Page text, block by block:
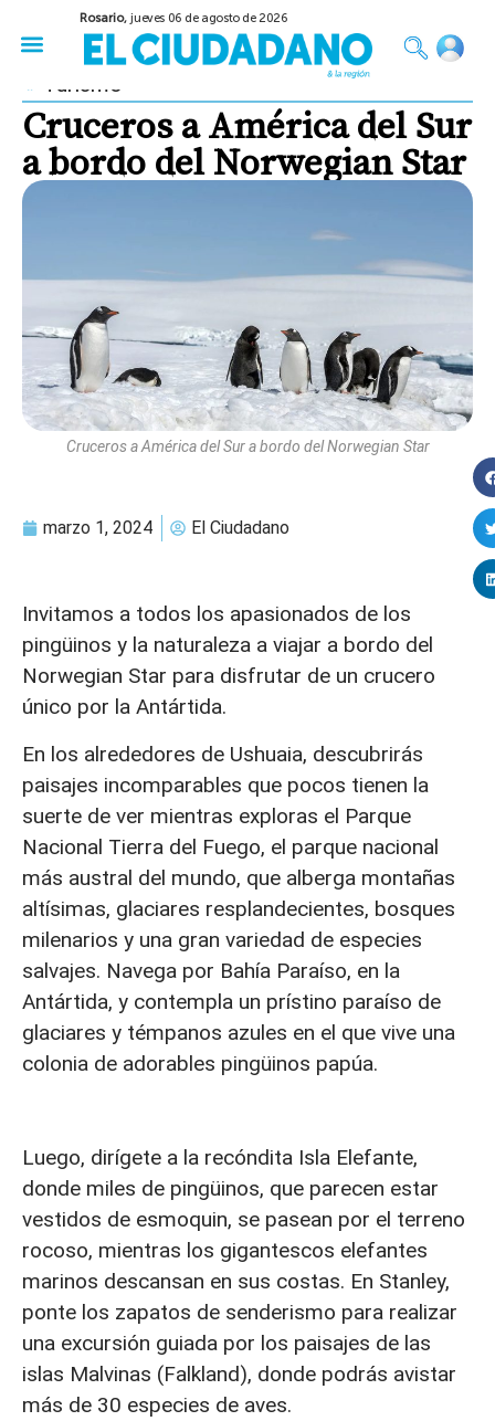
Rosario,jueves 06 de agosto de 2026
Turismo
Cruceros a América del Sur
a bordo del Norwegian Star
Cruceros a América del Sur a bordo del Norwegian Star
marzo 1, 2024 El Ciudadano
Invitamos a todos los apasionados de los
pingüinos y la naturaleza a viajar a bordo del
Norwegian Star para disfrutar de un crucero
único por la Antártida.
En los alrededores de Ushuaia, descubrirás
paisajes incomparables que pocos tienen la
suerte de ver mientras exploras el Parque
Nacional Tierra del Fuego, el parque nacional
más austral del mundo, que alberga montañas
altísimas, glaciares resplandecientes, bosques
milenarios y una gran variedad de especies
salvajes. Navega por Bahía Paraíso, en la
Antártida, y contempla un prístino paraíso de
glaciares y témpanos azules en el que vive una
colonia de adorables pingüinos papúa.
Luego, dirígete a la recóndita Isla Elefante,
donde miles de pingüinos, que parecen estar
vestidos de esmoquin, se pasean por el terreno
rocoso, mientras los gigantescos elefantes
marinos descansan en sus costas. En Stanley,
ponte los zapatos de senderismo para realizar
una excursión guiada por los paisajes de las
islas Malvinas (Falkland), donde podrás avistar
más de 30 especies de aves.